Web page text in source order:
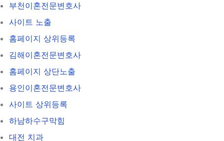
부천이혼전문변호사
사이트 노출
홈페이지 상위등록
김해이혼전문변호사
홈페이지 상단노출
용인이혼전문변호사
사이트 상위등록
하남하수구막힘
대전 치과